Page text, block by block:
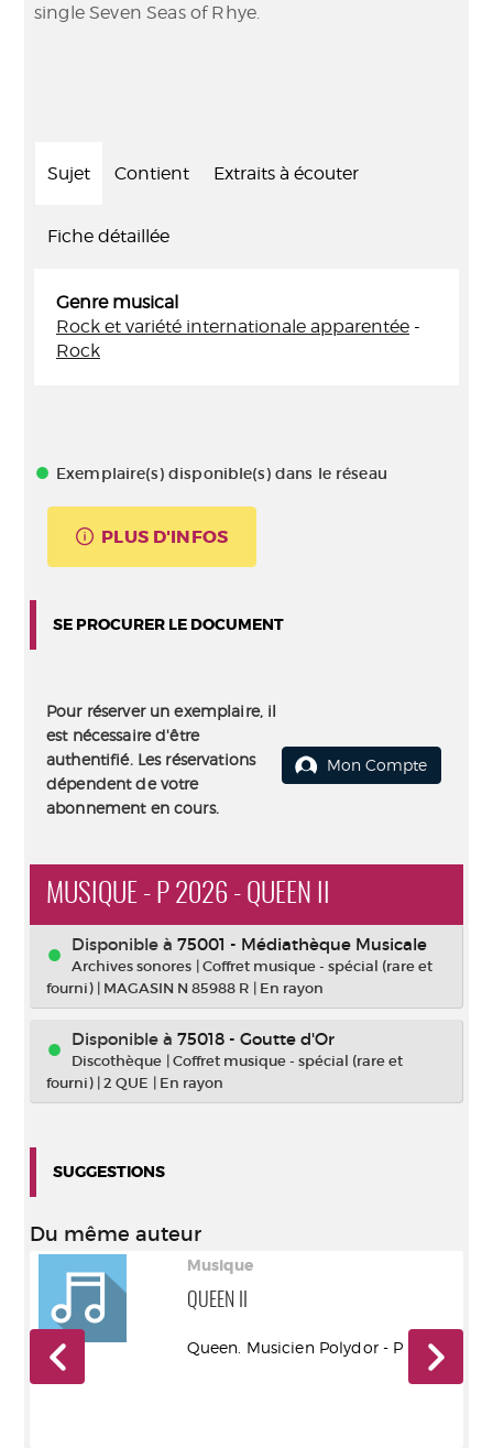
single Seven Seas of Rhye.
Sujet Contient Extraits à écouter
Fiche détaillée
Genre musical
Rock et variété internationale apparentée -
Rock
Exemplaire(s) disponible(s) dans le réseau
PLUS D'INFOS
SE PROCURER LE DOCUMENT
Pour réserver un exemplaire, il
est nécessaire d'être
authentifié. Les réservations
dépendent de votre
abonnement en cours.
Mon Compte
MUSIQUE - P 2026 - QUEEN II
Disponible à 75001 - Médiathèque Musicale
Archives sonores |Coffret musique - spécial (rare et
fourni) | MAGASIN N 85988 R | En rayon
Disponible à 75018 - Goutte d'Or
Discothèque |Coffret musique - spécial (rare et
fourni) |2 QUE | En rayon
SUGGESTIONS
Du même auteur
Musique
QUEEN II
Queen. Musicien Polydor - P 2026